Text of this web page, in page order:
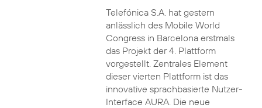
Telefónica S.A. hat gestern
anlässlich des Mobile World
Congress in Barcelona erstmals
das Projekt der 4. Plattform
vorgestellt. Zentrales Element
dieser vierten Plattform ist das
innovative sprachbasierte Nutzer-
Interface AURA. Die neue